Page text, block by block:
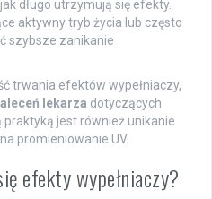
długo utrzymują się efekty.
aktywny tryb życia lub często
szybsze zanikanie
trwania efektów wypełniaczy,
lekarza dotyczących
praktyką jest również unikanie
promieniowanie UV.
efekty wypełniaczy?